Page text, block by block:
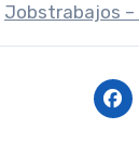
Jobstrabajos –